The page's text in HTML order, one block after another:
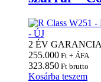
2 ÉV
255.000 Ft + ÁFA
323.850 Ft brutto
Kosárba teszem